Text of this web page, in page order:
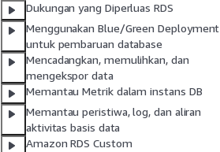
Dukungan yang Diperluas RDS
Menggunakan Blue/Green Deployment
untuk pembaruan database
Mencadangkan, memulihkan, dan
mengekspor data
Memantau Metrik dalam instans DB
Memantau peristiwa, log, dan aliran
aktivitas basis data
Amazon RDS Custom